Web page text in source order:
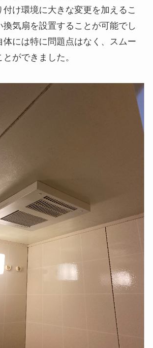
付け環境に大きな変更を加えるこ
換気扇を設置することが可能でし
体には特に問題点はなく、スムー
ができました。